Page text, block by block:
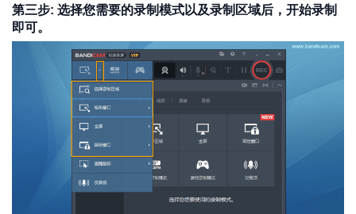
第三步: 选择您需要的录制模式以及录制区域后，开始录制
即可。